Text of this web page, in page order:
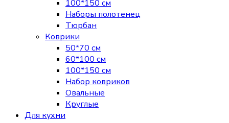
100*150 см
Наборы полотенец
Тюрбан
Коврики
50*70 см
60*100 см
100*150 см
Набор ковриков
Овальные
Круглые
Для кухни